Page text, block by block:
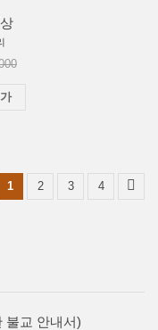
1 2 3 4
불교 안내서)